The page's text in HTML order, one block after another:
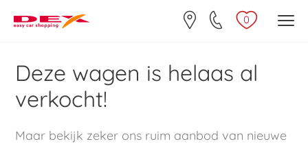
0
Deze wagen is helaas al
verkocht!
Maar bekijk zeker ons ruim aanbod van nieuwe